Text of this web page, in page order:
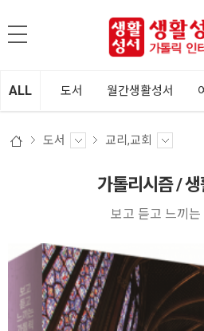
ALL 도서 월간생활성서
도서 교리,교회
가톨리시즘 /
보고 듣고 느끼는